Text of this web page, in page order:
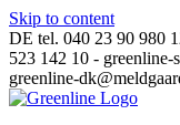
Skip to content
DE tel. 040 23 90 980
523 142 10 -
greenline-